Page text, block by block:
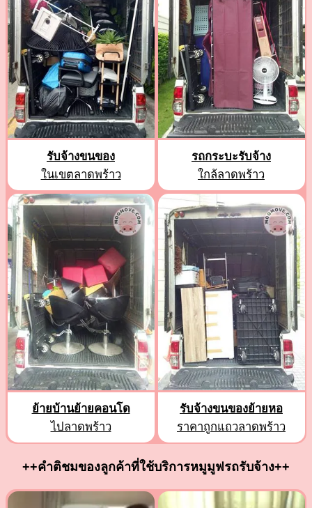
รับจ้างขนของ
ในเขตลาดพร้าว
รถกระบะรับจ้าง
ใกล้ลาดพร้าว
ย้ายบ้านย้ายคอนโด
ไปลาดพร้าว
รับจ้างขนของย้ายหอ
ราคาถูกแถวลาดพร้าว
++คำติชมของลูกค้าที่ใช้บริการหมูมูฟรถรับจ้าง++